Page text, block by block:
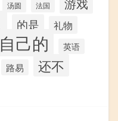
汤圆 法国 游戏
的是
礼物
自己的 英语
路易 还不